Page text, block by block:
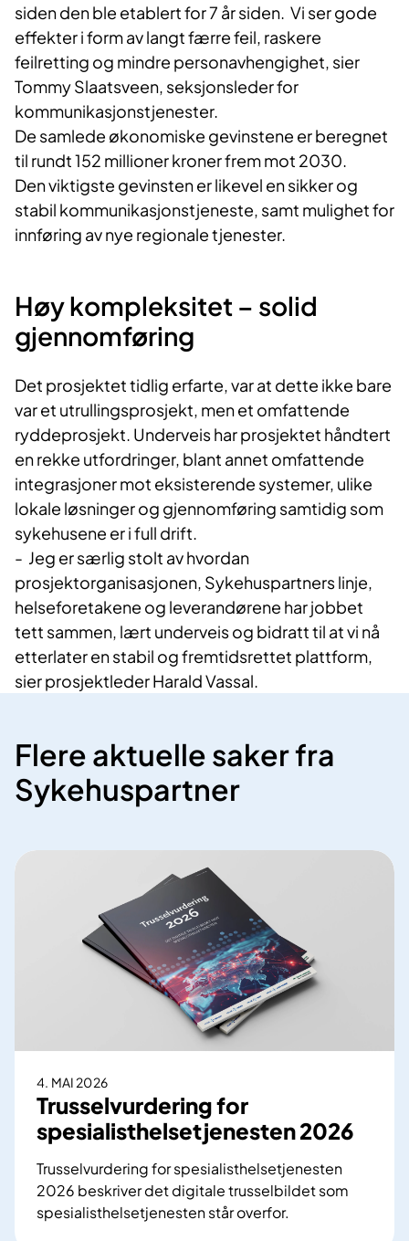
siden den ble etablert for 7 år siden. Vi ser gode
effekter i form av langt færre feil, raskere
feilretting og mindre personavhengighet, sier
Tommy Slaatsveen, seksjonsleder for
kommunikasjonstjenester.
De samlede økonomiske gevinstene er beregnet
til rundt 152 millioner kroner frem mot 2030.
Den viktigste gevinsten er likevel en sikker og
stabil kommunikasjonstjeneste, samt mulighet for
innføring av nye regionale tjenester.
Høy kompleksitet – solid
gjennomføring
Det prosjektet tidlig erfarte, var at dette ikke bare
var et utrullingsprosjekt, men et omfattende
ryddeprosjekt. Underveis har prosjektet håndtert
en rekke utfordringer, blant annet omfattende
integrasjoner mot eksisterende systemer, ulike
lokale løsninger og gjennomføring samtidig som
sykehusene er i full drift.
- Jeg er særlig stolt av hvordan
prosjektorganisasjonen, Sykehuspartners linje,
helseforetakene og leverandørene har jobbet
tett sammen, lært underveis og bidratt til at vi nå
etterlater en stabil og fremtidsrettet plattform,
sier prosjektleder Harald Vassal.
Flere aktuelle saker fra
Sykehuspartner
4. MAI 2026
Trusselvurdering for
spesialisthelsetjenesten 2026
Trusselvurdering for spesialisthelsetjenesten
2026 beskriver det digitale trusselbildet som
spesialisthelsetjenesten står overfor.